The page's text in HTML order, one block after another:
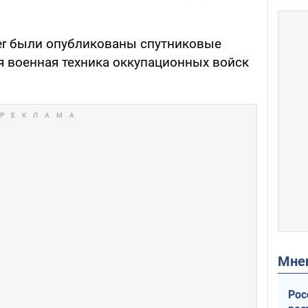
были опубликованы спутниковые
военная техника оккупационных войск